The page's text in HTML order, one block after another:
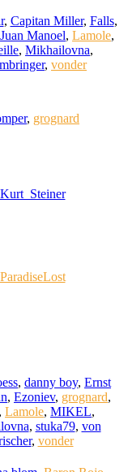
, Capitan Miller, Falls,
Juan Manoel, Lamole,
, Mikhailovna,
, vonder
, grognard
Kurt_Steiner
ParadiseLost
, danny boy, Ernst
, Ezoniev, grognard,
, Lamole, MIKEL,
, stuka79, von
, vonder